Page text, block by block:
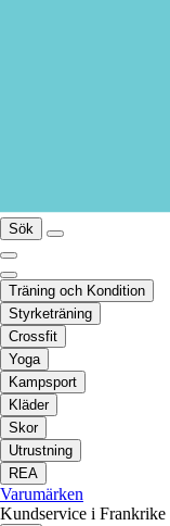
Sök
Träning och Kondition
Styrketräning
Crossfit
Yoga
Kampsport
Kläder
Skor
Utrustning
REA
Varumärken
Kundservice i Frankrike